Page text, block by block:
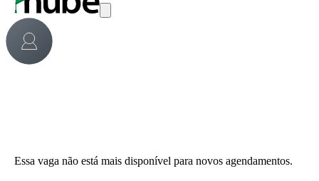
Essa vaga não está mais disponível para novos agendamentos.